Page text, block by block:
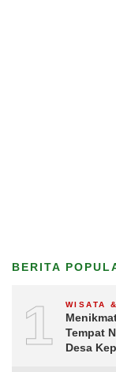
BERITA
1 WISATA
Tempat
Desa